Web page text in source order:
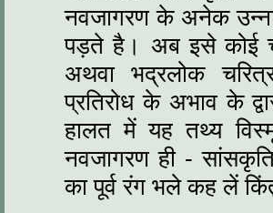
नवजागरण के अनेक
पड़ते है। अब इसे कोई
अथवा भद्रलोक
प्रतिरोध के अभाव के
हालत में यह तथ्‍य
नवजागरण ही -
का पूर्व रंग भले कह लें